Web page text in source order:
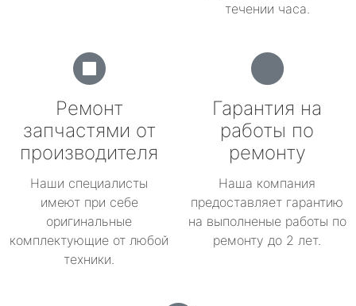
течении часа.
Ремонт
запчастями от
производителя
Наши специалисты
имеют при себе
оригинальные
комплектующие от любой
техники.
Гарантия на
работы по
ремонту
Наша компания
предоставляет гарантию
на выполненые работы по
ремонту до 2 лет.